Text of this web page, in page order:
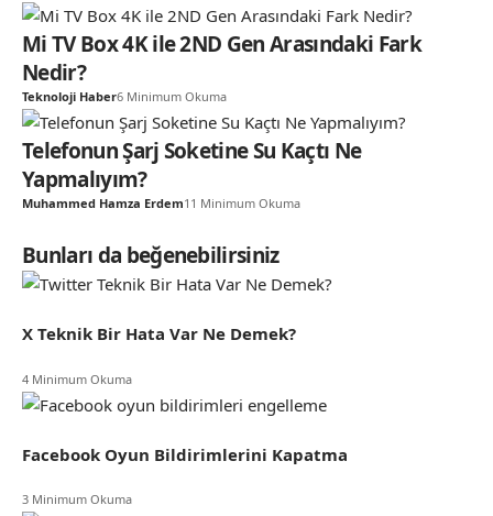
Mi TV Box 4K ile 2ND Gen Arasındaki Fark
Nedir?
Teknoloji Haber6 Minimum Okuma
Telefonun Şarj Soketine Su Kaçtı Ne
Yapmalıyım?
Muhammed Hamza Erdem11 Minimum Okuma
Bunları da beğenebilirsiniz
X Teknik Bir Hata Var Ne Demek?
4 Minimum Okuma
Facebook Oyun Bildirimlerini Kapatma
3 Minimum Okuma